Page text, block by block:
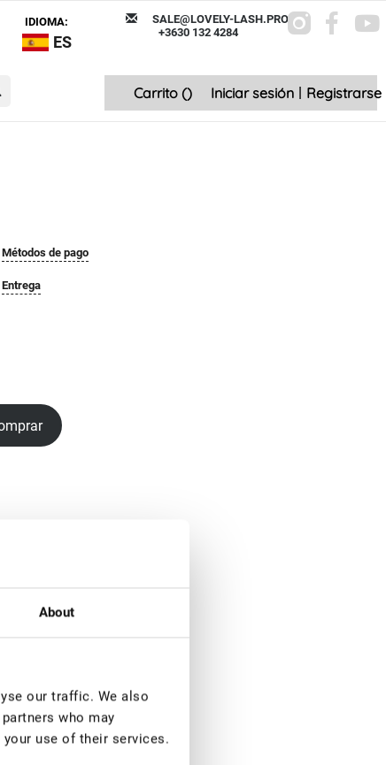
About
our traffic. We also
who may
use of their services.
IDIOMA:
ES
SALE@LOVELY-LASH.PRO
+3630 132 4284
Carrito () Iniciar sesión | Registrarse
Métodos de pago
Entrega